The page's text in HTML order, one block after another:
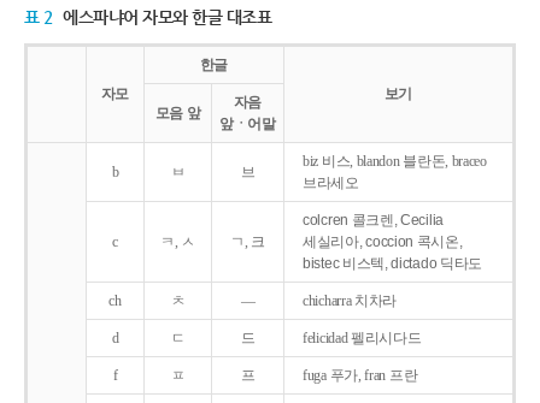
표 2 에스파냐어 자모와 한글 대조표
자모
한글
보기
모음 앞
자음
앞ㆍ어말
b ㅂ 브
biz 비스, blandon 블란돈, braceo
브라세오
c ㅋ, ㅅ ㄱ, 크
colcren 콜크렌, Cecilia
세실리아, coccion 콕시온,
bistec 비스텍, dictado 딕타도
ch ㅊ ― chicharra 치차라
d ㄷ 드 felicidad 펠리시다드
f ㅍ 프 fuga 푸가, fran 프란